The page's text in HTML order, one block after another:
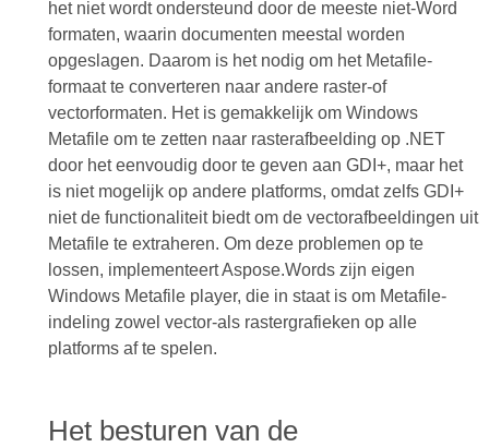
het niet wordt ondersteund door de meeste niet-Word
formaten, waarin documenten meestal worden
opgeslagen. Daarom is het nodig om het Metafile-
formaat te converteren naar andere raster-of
vectorformaten. Het is gemakkelijk om Windows
Metafile om te zetten naar rasterafbeelding op .NET
door het eenvoudig door te geven aan GDI+, maar het
is niet mogelijk op andere platforms, omdat zelfs GDI+
niet de functionaliteit biedt om de vectorafbeeldingen uit
Metafile te extraheren. Om deze problemen op te
lossen, implementeert Aspose.Words zijn eigen
Windows Metafile player, die in staat is om Metafile-
indeling zowel vector-als rastergrafieken op alle
platforms af te spelen.
Het besturen van de